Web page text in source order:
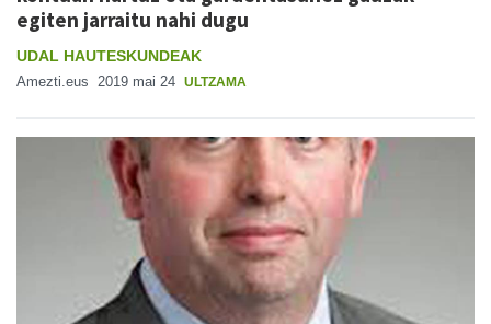
egiten jarraitu nahi dugu
UDAL HAUTESKUNDEAK
Amezti.eus 2019 mai 24 ULTZAMA